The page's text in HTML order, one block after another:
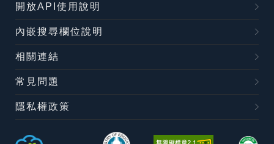
開放API使用說明
內嵌搜尋欄位說明
相關連結
常見問題
隱私權政策